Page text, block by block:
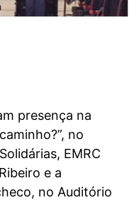
presença na
no
EMRC
e a
no Auditório